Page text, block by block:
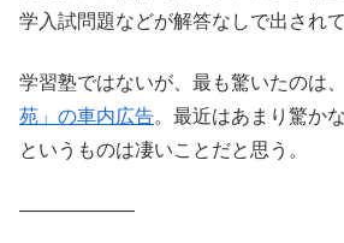
学入試問題などが解答なしで出され
学習塾ではないが、最も驚いたのは
苑」の車内広告。最近はあまり驚か
というものは凄いことだと思う。
——————